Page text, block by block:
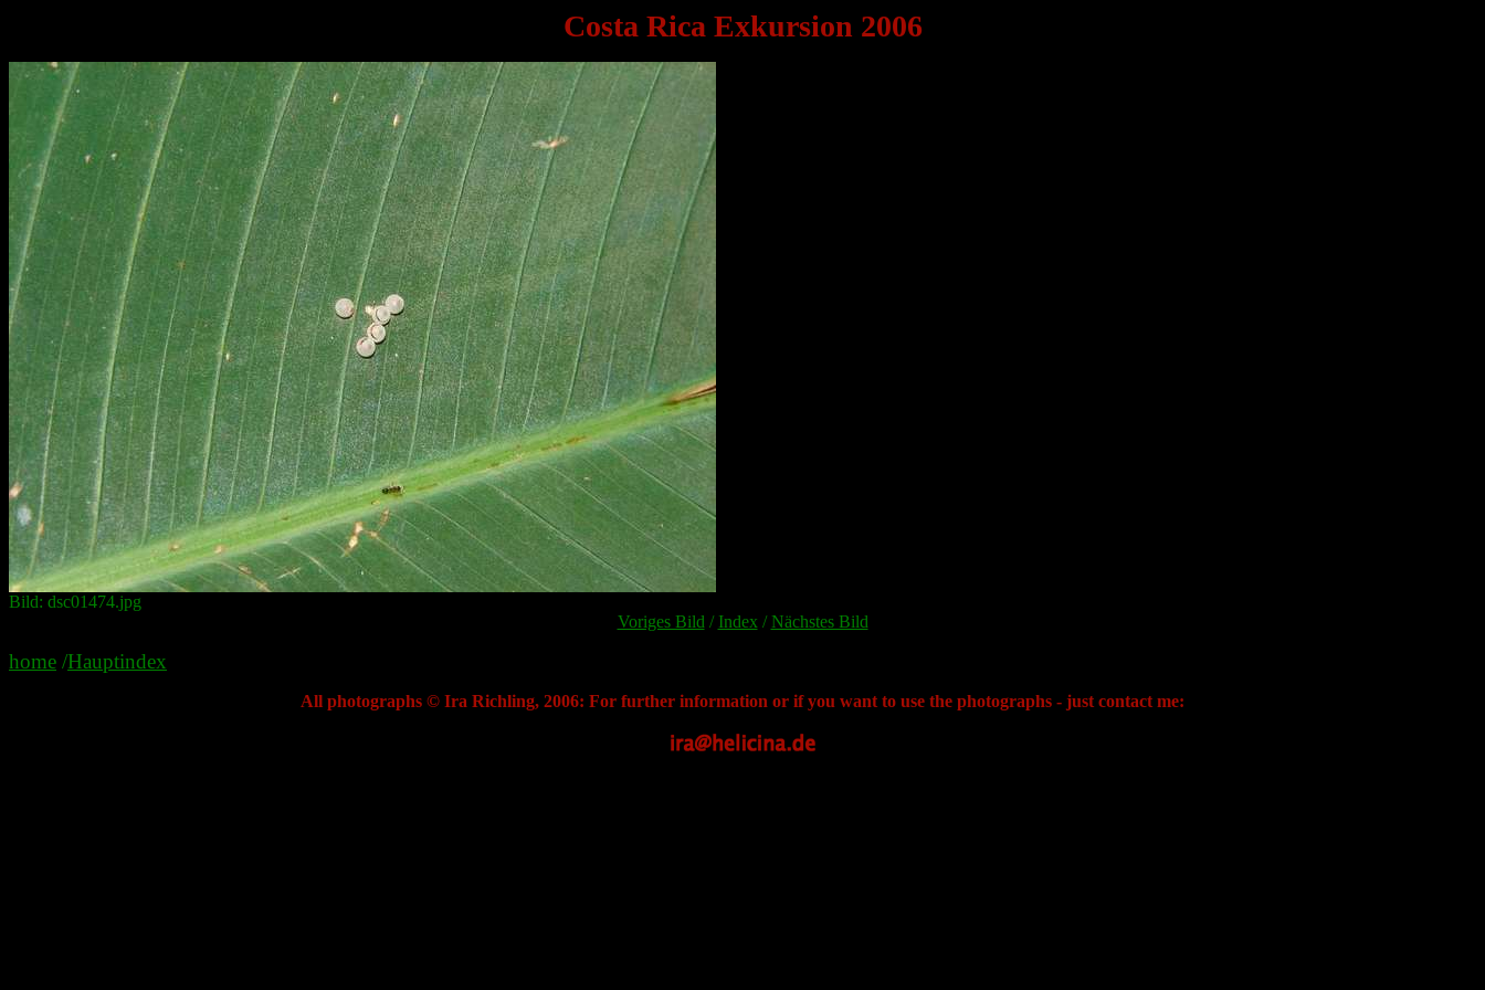
Costa Rica Exkursion 2006
Bild: dsc01474.jpg
Voriges Bild /Index /Nächstes Bild
home /Hauptindex
All photographs © Ira Richling, 2006: For further information or if you want to use the photographs - just contact me: